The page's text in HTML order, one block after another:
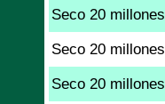
Seco 20 millones
Seco 20 millones
Seco 20 millones